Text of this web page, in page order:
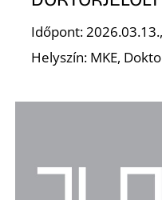
Időpont:
Helyszín: MKE,